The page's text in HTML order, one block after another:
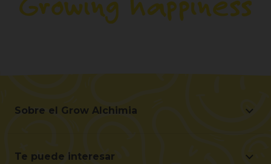
Sobre el Grow Alchimia
Situación y Contacto
Te puede interesar